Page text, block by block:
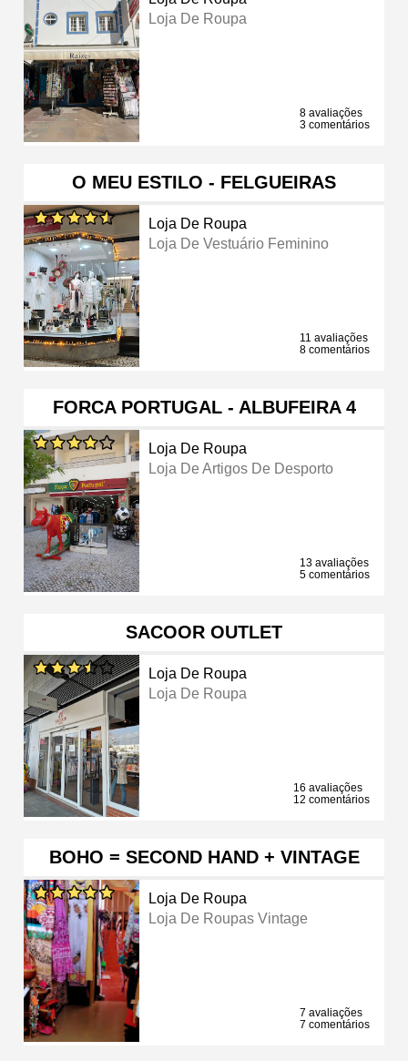
Loja De Roupa
8 avaliações
3 comentários
O MEU ESTILO - FELGUEIRAS
Loja De Roupa
Loja De Vestuário Feminino
11 avaliações
8 comentários
FORCA PORTUGAL - ALBUFEIRA 4
Loja De Roupa
Loja De Artigos De Desporto
13 avaliações
5 comentários
SACOOR OUTLET
Loja De Roupa
Loja De Roupa
16 avaliações
12 comentários
BOHO = SECOND HAND + VINTAGE
Loja De Roupa
Loja De Roupas Vintage
7 avaliações
7 comentários